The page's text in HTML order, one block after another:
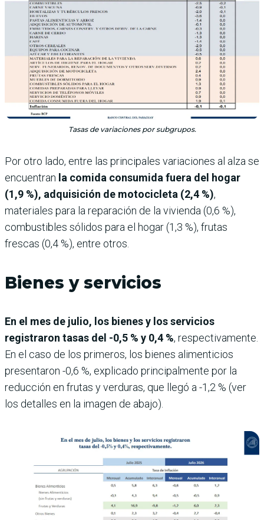
Tasas de variaciones por subgrupos.
Por otro lado, entre las principales variaciones al alza se
encuentran la comida consumida fuera del hogar
(1,9 %), adquisición de motocicleta (2,4 %),
materiales para la reparación de la vivienda (0,6 %),
combustibles sólidos para el hogar (1,3 %), frutas
frescas (0,4 %), entre otros.
Bienes y servicios
En el mes de julio, los bienes y los servicios
registraron tasas del -0,5 % y 0,4 %, respectivamente.
En el caso de los primeros, los bienes alimenticios
presentaron -0,6 %, explicado principalmente por la
reducción en frutas y verduras, que llegó a -1,2 % (ver
los detalles en la imagen de abajo).